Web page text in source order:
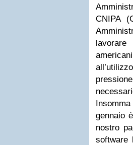
CNIPA
gennaio
nostro
software